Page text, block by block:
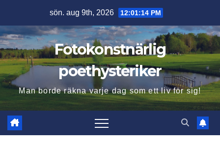
innehåll
sön. aug 9th, 2026 12:01:15 PM
Fotokonstnärlig
poethysteriker
Man borde räkna varje dag som ett liv för sig!